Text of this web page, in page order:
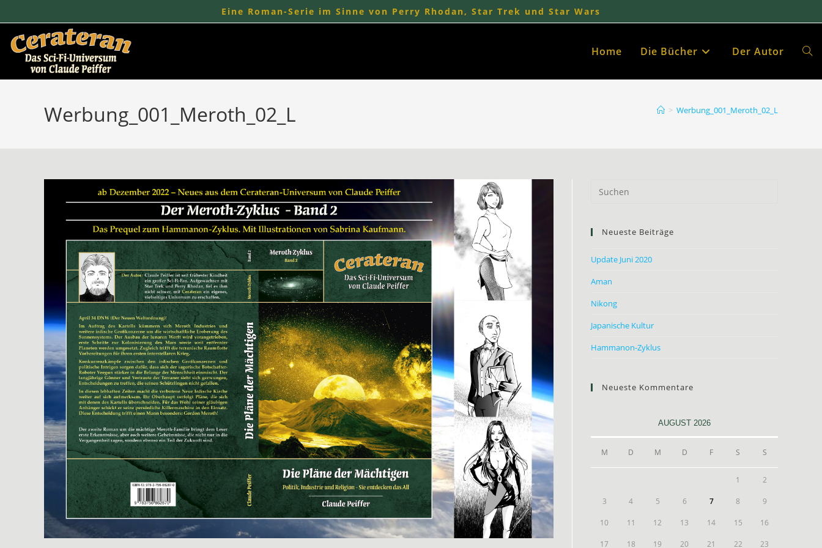
Inhalt
springen
Eine Roman-Serie im Sinne von Perry Rhodan, Star Trek und Star Wars
Home Die Bücher Der Autor
Werbung_001_Meroth_02_L > Werbung_001_Meroth_02_L
Neueste Beiträge
Update Juni 2020
Aman
Nikong
Japanische Kultur
Hammanon-Zyklus
Neueste Kommentare
AUGUST 2026
M D M D F S S
1 2
3 4 5 6 7 8 9
10 11 12 13 14 15 16
17 18 19 20 21 22 23